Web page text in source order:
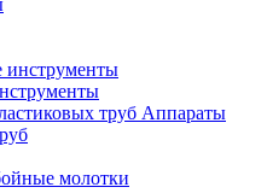
Аппараты
молотки